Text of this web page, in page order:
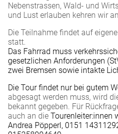
Nebenstrassen, Wald- und
und Lust erlauben kehren wir
Die Teilnahme findet auf
statt.
Das Fahrrad muss
gesetzlichen Anforderungen
zwei Bremsen sowie intakte
Die Tour findet nur bei gutem
abgesagt werden muss, wird
bekannt gegeben. Für
auch an die Tourenleiter:innen
Andrea Pöpperl, 0151